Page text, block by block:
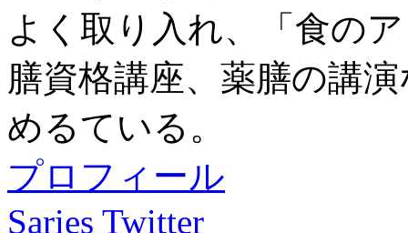
よく取り入れ、「食の
膳資格講座、薬膳の講
めるている。
プロフィール
Saries Twitter